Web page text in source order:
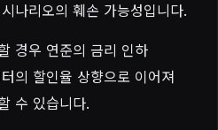
나리오의 훼손 가능성입니다.
경우 연준의 금리 인하
의 할인율 상향으로 이어져
수 있습니다.